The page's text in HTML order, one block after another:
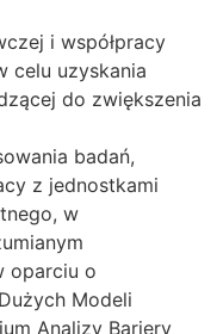
i współpracy
celu uzyskania
do zwiększenia
badań,
z jednostkami
w
oparciu o
Modeli
Analizy Bariery